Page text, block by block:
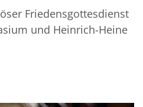
Friedensgottesdienst
und Heinrich-Heine